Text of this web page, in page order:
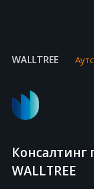
WALLTREE
WALLTREE